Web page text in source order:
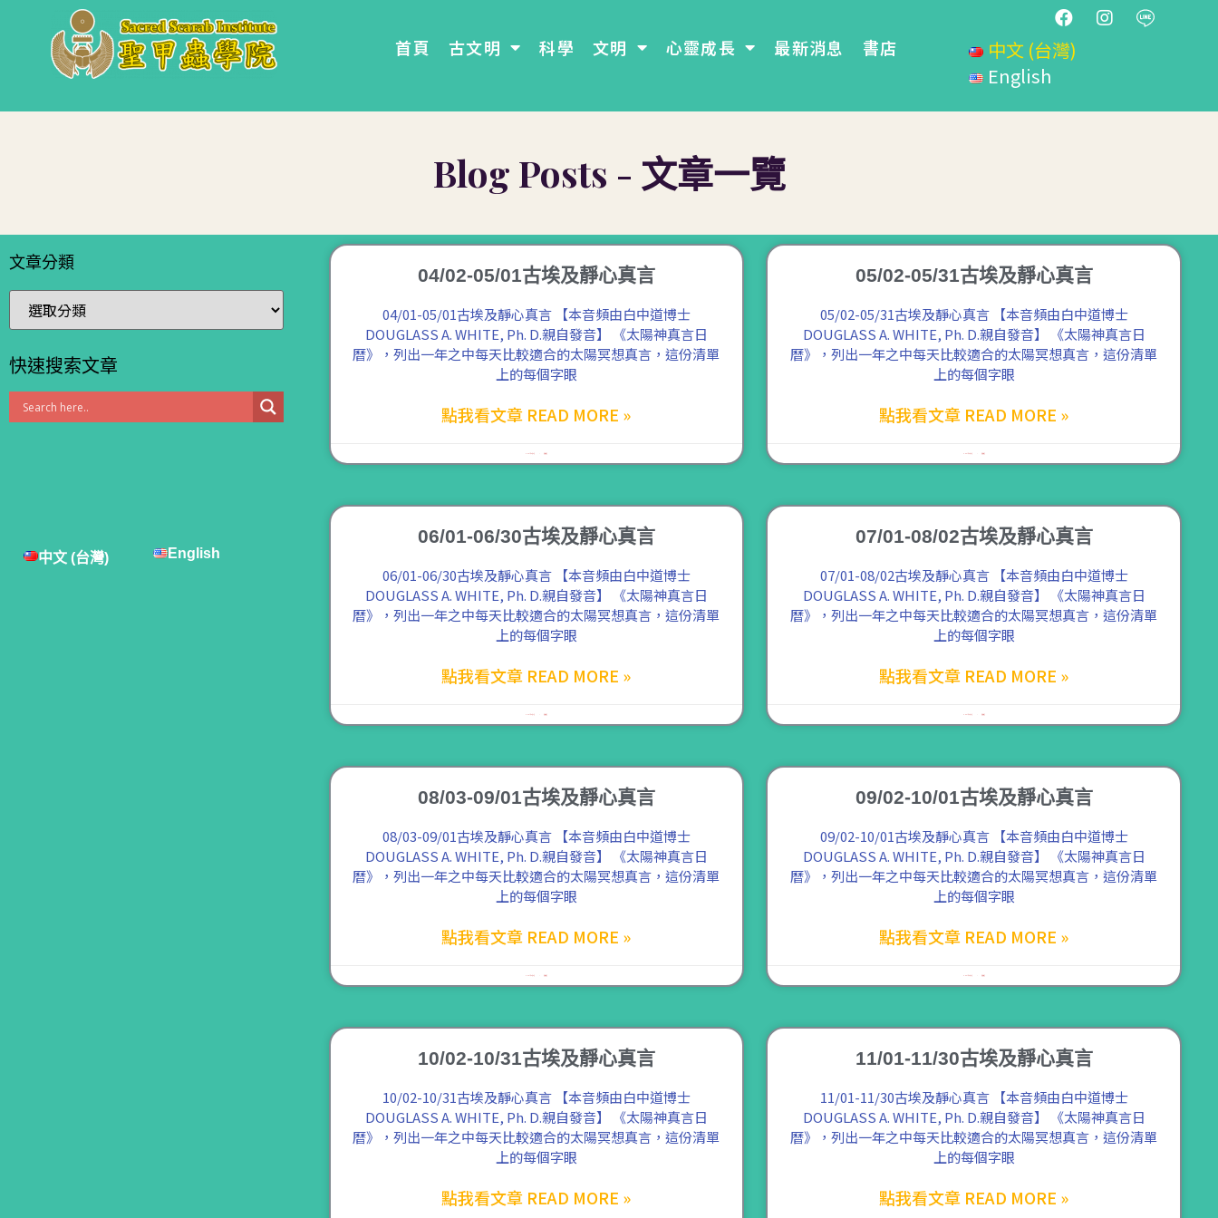
首頁 古文明 科學 文明 心靈成長 最新消息 書店
中文 (台灣)
English
Blog Posts - 文章一覽
文章分類
快速搜索文章
中文 (台灣) English
04/02-05/01古埃及靜心真言
04/01-05/01古埃及靜心真言 【本音頻由白中道博士
DOUGLASS A. WHITE, Ph. D.親自發音】 《太陽神真言日
曆》，列出一年之中每天比較適合的太陽冥想真言，這份清單
上的每個字眼
點我看文章 READ MORE »
05/02-05/31古埃及靜心真言
05/02-05/31古埃及靜心真言 【本音頻由白中道博士
DOUGLASS A. WHITE, Ph. D.親自發音】 《太陽神真言日
曆》，列出一年之中每天比較適合的太陽冥想真言，這份清單
上的每個字眼
點我看文章 READ MORE »
06/01-06/30古埃及靜心真言
06/01-06/30古埃及靜心真言 【本音頻由白中道博士
DOUGLASS A. WHITE, Ph. D.親自發音】 《太陽神真言日
曆》，列出一年之中每天比較適合的太陽冥想真言，這份清單
上的每個字眼
點我看文章 READ MORE »
07/01-08/02古埃及靜心真言
07/01-08/02古埃及靜心真言 【本音頻由白中道博士
DOUGLASS A. WHITE, Ph. D.親自發音】 《太陽神真言日
曆》，列出一年之中每天比較適合的太陽冥想真言，這份清單
上的每個字眼
點我看文章 READ MORE »
08/03-09/01古埃及靜心真言
08/03-09/01古埃及靜心真言 【本音頻由白中道博士
DOUGLASS A. WHITE, Ph. D.親自發音】 《太陽神真言日
曆》，列出一年之中每天比較適合的太陽冥想真言，這份清單
上的每個字眼
點我看文章 READ MORE »
09/02-10/01古埃及靜心真言
09/02-10/01古埃及靜心真言 【本音頻由白中道博士
DOUGLASS A. WHITE, Ph. D.親自發音】 《太陽神真言日
曆》，列出一年之中每天比較適合的太陽冥想真言，這份清單
上的每個字眼
點我看文章 READ MORE »
10/02-10/31古埃及靜心真言
10/02-10/31古埃及靜心真言 【本音頻由白中道博士
DOUGLASS A. WHITE, Ph. D.親自發音】 《太陽神真言日
曆》，列出一年之中每天比較適合的太陽冥想真言，這份清單
上的每個字眼
點我看文章 READ MORE »
11/01-11/30古埃及靜心真言
11/01-11/30古埃及靜心真言 【本音頻由白中道博士
DOUGLASS A. WHITE, Ph. D.親自發音】 《太陽神真言日
曆》，列出一年之中每天比較適合的太陽冥想真言，這份清單
上的每個字眼
點我看文章 READ MORE »